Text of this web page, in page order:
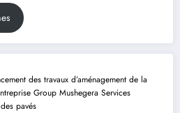
des travaux d’aménagement de la
Group Mushegera Services
pavés